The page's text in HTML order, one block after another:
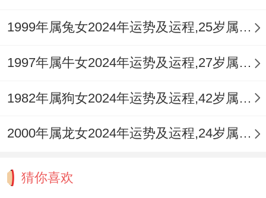
因工作压力、职场人际烦恼而将负面情绪迁
延至家庭。
复杂，需明辨对方真实意图，避免卷入多角
关系，已婚者则要警惕因工作应酬或异性同
的关键，在于将「七杀」的魄力用于共同解
1999年属兔女2024年运势及运程,25岁属兔人2024全年每月运势女性如何
1997年属牛女2024年运势及运程,27岁属牛人2024全年每月运势女性如何
1982年属狗女2024年运势及运程,42岁属狗人2024全年每月运势女性如何
2000年属龙女2024年运势及运程,24岁属龙人2024全年每月运势女性如何
猜你喜欢